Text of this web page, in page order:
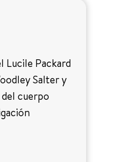
Lucile Packard
Salter y
cuerpo